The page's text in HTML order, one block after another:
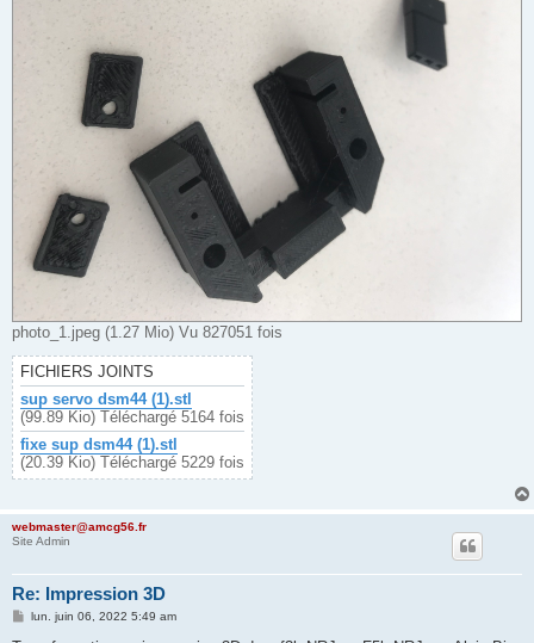
photo_1.jpeg (1.27 Mio) Vu 827051 fois
FICHIERS JOINTS
sup servo dsm44 (1).stl
(99.89 Kio) Téléchargé 5164 fois
fixe sup dsm44 (1).stl
(20.39 Kio) Téléchargé 5229 fois
webmaster@amcg56.fr
Site Admin
Re: Impression 3D
Mlun. juin 06, 2022 5:49 am